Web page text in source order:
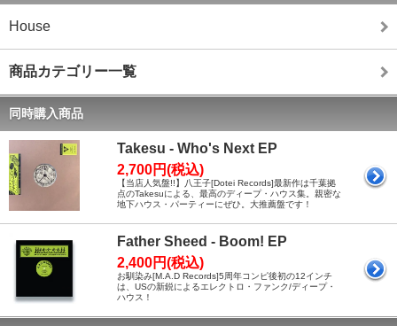
House
商品カテゴリー一覧
同時購入商品
Takesu - Who's Next EP
2,700円(税込)
【当店人気盤!!】八王子[Dotei Records]最新作は千葉拠
点のTakesuによる、最高のディープ・ハウス集。親密な
地下ハウス・パーティーにぜひ。大推薦盤です！
Father Sheed - Boom! EP
2,400円(税込)
お馴染み[M.A.D Records]5周年コンピ後初の12インチ
は、USの新鋭によるエレクトロ・ファンク/ディープ・
ハウス！